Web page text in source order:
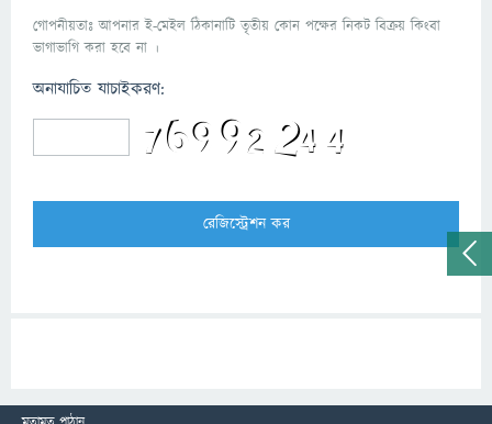
গোপনীয়তাঃ আপনার ই-মেইল ঠিকানাটি তৃতীয় কোন পক্ষের নিকট বিক্রয় কিংবা
ভাগাভাগি করা হবে না ।
অনাযাচিত যাচাইকরণ: